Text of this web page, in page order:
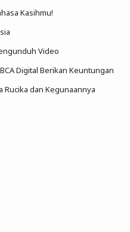
Kasihmu!
Video
Digital Berikan Keuntungan
Rucika dan Kegunaannya